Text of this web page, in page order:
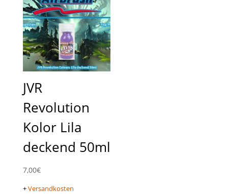
JVR
Revolution
Kolor Lila
deckend 50ml
7,00€
+Versandkosten